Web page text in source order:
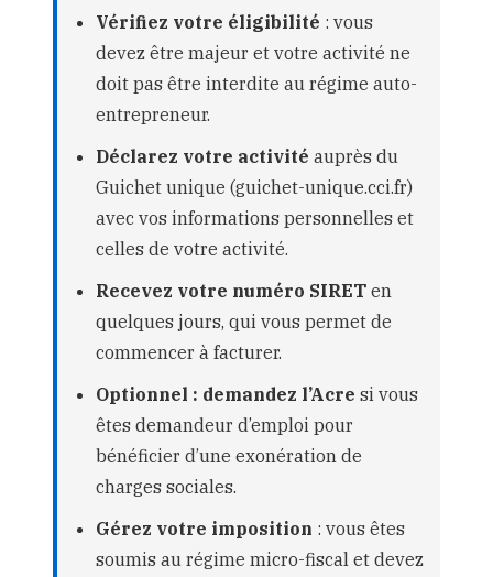
Vérifiez votre éligibilité : vous
devez être majeur et votre activité ne
doit pas être interdite au régime auto-
entrepreneur.
Déclarez votre activité auprès du
Guichet unique (guichet-unique.cci.fr)
avec vos informations personnelles et
celles de votre activité.
Recevez votre numéro SIRET en
quelques jours, qui vous permet de
commencer à facturer.
Optionnel : demandez l’Acre si vous
êtes demandeur d’emploi pour
bénéficier d’une exonération de
charges sociales.
Gérez votre imposition : vous êtes
soumis au régime micro-fiscal et devez